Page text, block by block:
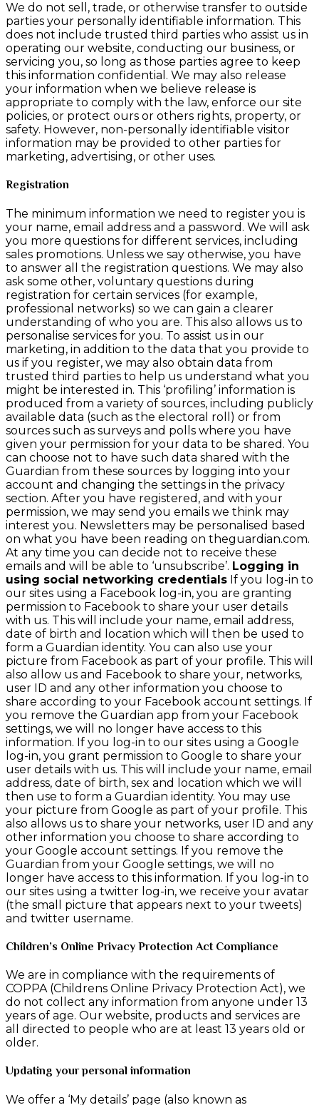
We do not sell, trade, or otherwise transfer to outside
parties your personally identifiable information. This
does not include trusted third parties who assist us in
operating our website, conducting our business, or
servicing you, so long as those parties agree to keep
this information confidential. We may also release
your information when we believe release is
appropriate to comply with the law, enforce our site
policies, or protect ours or others rights, property, or
safety. However, non-personally identifiable visitor
information may be provided to other parties for
marketing, advertising, or other uses.
Registration
The minimum information we need to register you is
your name, email address and a password. We will ask
you more questions for different services, including
sales promotions. Unless we say otherwise, you have
to answer all the registration questions. We may also
ask some other, voluntary questions during
registration for certain services (for example,
professional networks) so we can gain a clearer
understanding of who you are. This also allows us to
personalise services for you. To assist us in our
marketing, in addition to the data that you provide to
us if you register, we may also obtain data from
trusted third parties to help us understand what you
might be interested in. This ‘profiling’ information is
produced from a variety of sources, including publicly
available data (such as the electoral roll) or from
sources such as surveys and polls where you have
given your permission for your data to be shared. You
can choose not to have such data shared with the
Guardian from these sources by logging into your
account and changing the settings in the privacy
section. After you have registered, and with your
permission, we may send you emails we think may
interest you. Newsletters may be personalised based
on what you have been reading on theguardian.com.
At any time you can decide not to receive these
emails and will be able to ‘unsubscribe’. Logging in
using social networking credentials If you log-in to
our sites using a Facebook log-in, you are granting
permission to Facebook to share your user details
with us. This will include your name, email address,
date of birth and location which will then be used to
form a Guardian identity. You can also use your
picture from Facebook as part of your profile. This will
also allow us and Facebook to share your, networks,
user ID and any other information you choose to
share according to your Facebook account settings. If
you remove the Guardian app from your Facebook
settings, we will no longer have access to this
information. If you log-in to our sites using a Google
log-in, you grant permission to Google to share your
user details with us. This will include your name, email
address, date of birth, sex and location which we will
then use to form a Guardian identity. You may use
your picture from Google as part of your profile. This
also allows us to share your networks, user ID and any
other information you choose to share according to
your Google account settings. If you remove the
Guardian from your Google settings, we will no
longer have access to this information. If you log-in to
our sites using a twitter log-in, we receive your avatar
(the small picture that appears next to your tweets)
and twitter username.
Children’s Online Privacy Protection Act Compliance
We are in compliance with the requirements of
COPPA (Childrens Online Privacy Protection Act), we
do not collect any information from anyone under 13
years of age. Our website, products and services are
all directed to people who are at least 13 years old or
older.
Updating your personal information
We offer a ‘My details’ page (also known as